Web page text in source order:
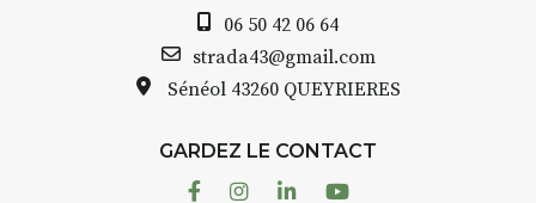
Auzon…
Bernard TURLE Le Fumoir n’est
pas une galerie permanente.
AuzonToujours organise
dans le village. Des artistes et
06 50 42 06 64
strada43@gmail.com
Sénéol 43260 QUEYRIERES
GARDEZ LE CONTACT
FacebookInstagram
LinkedinYoutube